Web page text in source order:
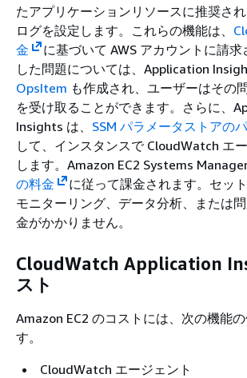
たアプリケーションリソースに推奨さ
ログを設定します。これらの機能は、
金
に基づいて AWS アカウントに請求
した問題については、Application
OpsItem も作成され、ユーザーはその
を受け取ることができます。さらに、
Insights は、 SSM パラメータストアの
して、インスタンスで CloudWatch エ
します。Amazon EC2 Systems
の料金
に従って課金されます。セッ
モニターリング、データ分析、または
金がかかりません。
CloudWatch Application
スト
Amazon EC2 のコストには、次の機能
す。
CloudWatch エージェント